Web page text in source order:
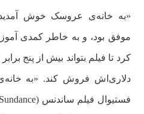
«به خانه‌ی عروسک خوش
موفق بود، و به‌ خاطر کمدی
کرد تا فیلم بتواند بیش از پنج
دلاری‌اش فروش کند. «به